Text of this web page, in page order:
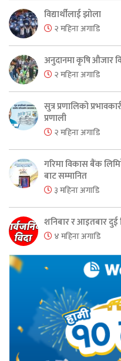
विद्यार्थीलाई झोला
२ महिना अगाडि
अनुदानमा कृषि औजार
२ महिना अगाडि
सुत्र प्रणालिको
प्रणाली
२ महिना अगाडि
गरिमा विकास बैंक
बाट सम्मानित
३ महिना अगाडि
शनिबार र आइतबार दुई
४ महिना अगाडि